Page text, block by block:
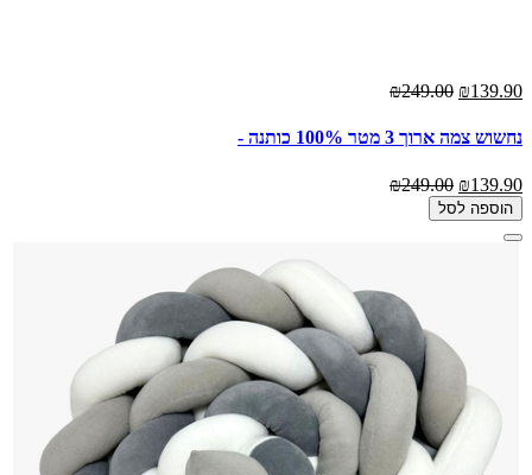
₪139.90
₪249.00
נחשוש צמה ארוך 3 מטר 100% כותנה -
₪139.90
₪249.00
הוספה לסל